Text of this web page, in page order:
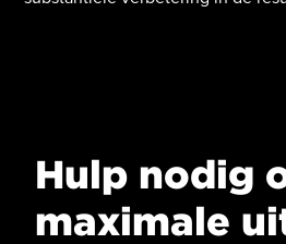
Hulp nodig
maximale